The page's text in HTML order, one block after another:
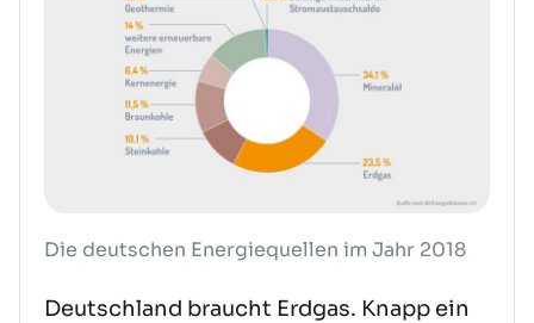
Die deutschen Energiequellen im Jahr 2018
Deutschland braucht Erdgas. Knapp ein